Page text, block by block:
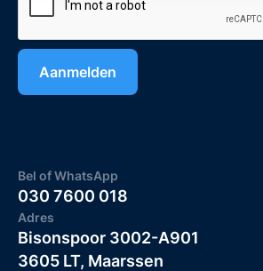
Bel of WhatsApp
030 7600 018
Adres
Bisonspoor 3002-A901
3605 LT, Maarssen